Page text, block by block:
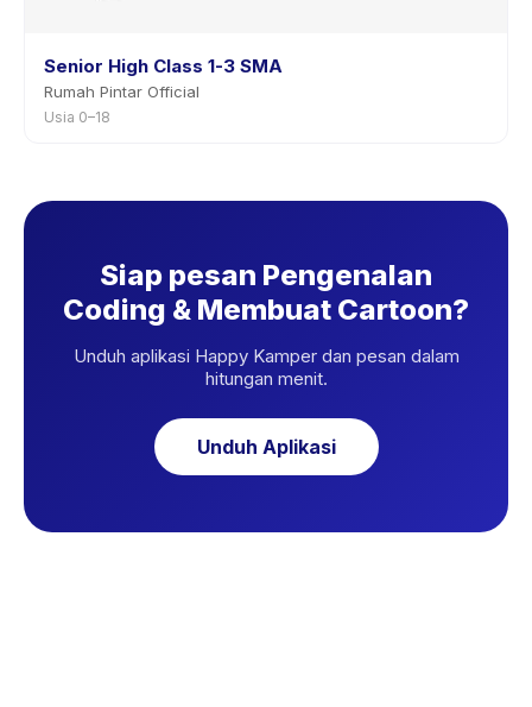
Senior High Class 1-3 SMA
Rumah Pintar Official
Usia 0–18
Siap pesan Pengenalan
Coding & Membuat Cartoon?
Unduh aplikasi Happy Kamper dan pesan dalam
hitungan menit.
Unduh Aplikasi